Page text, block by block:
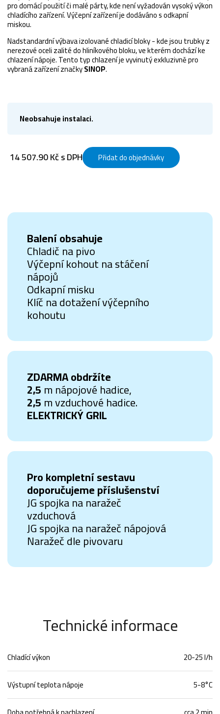
pro domácí použití či malé párty, kde není vyžadován vysoký výkon
chladícího zařízení. Výčepní zařízení je dodáváno s odkapní
miskou.
Nadstandardní výbava izolované chladicí bloky - kde jsou trubky z
nerezové oceli zalité do hliníkového bloku, ve kterém dochází ke
chlazení nápoje. Tento typ chlazení je vyvinutý exkluzivně pro
vybraná zařízení značkySINOP.
Neobsahuje instalaci.
14 507.90 Kč s DPH Přidat do objednávky
Balení obsahuje
Chladič na pivo
Výčepní kohout na stáčení
nápojů
Odkapní misku
Klíč na dotažení výčepního
kohoutu
ZDARMA obdržíte
2,5m nápojové hadice,
2,5m vzduchové hadice.
ELEKTRICKÝ GRIL
Pro kompletní sestavu
doporučujeme příslušenství
JG spojka na naražeč
vzduchová
JG spojka na naražeč nápojová
Naražeč dle pivovaru
Technické informace
Chladící výkon
20-25 l/h
Výstupní teplota nápoje
5-8°C